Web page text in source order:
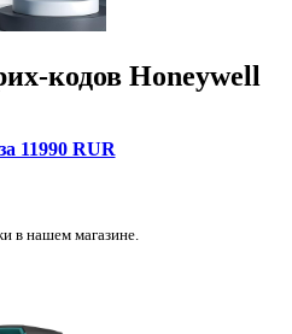
кодов Honeywell
11990 RUR
в нашем магазине.